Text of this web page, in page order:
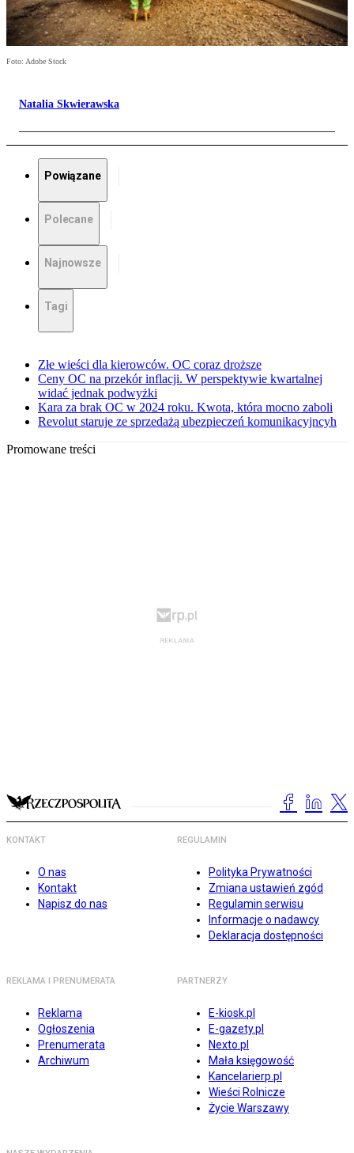
Foto: Adobe Stock
Natalia Skwierawska
Powiązane
Polecane
Najnowsze
Tagi
Złe wieści dla kierowców. OC coraz droższe
Ceny OC na przekór inflacji. W perspektywie kwartalnej
widać jednak podwyżki
Kara za brak OC w 2024 roku. Kwota, która mocno zaboli
Revolut staruje ze sprzedażą ubezpieczeń komunikacyjncyh
Promowane treści
KONTAKT
O nas
Kontakt
Napisz do nas
REGULAMIN
Polityka Prywatności
Zmiana ustawień zgód
Regulamin serwisu
Informacje o nadawcy
Deklaracja dostępności
REKLAMA I PRENUMERATA
Reklama
Ogłoszenia
Prenumerata
Archiwum
PARTNERZY
E-kiosk.pl
E-gazety.pl
Nexto.pl
Mała księgowość
Kancelarierp.pl
Wieści Rolnicze
Życie Warszawy